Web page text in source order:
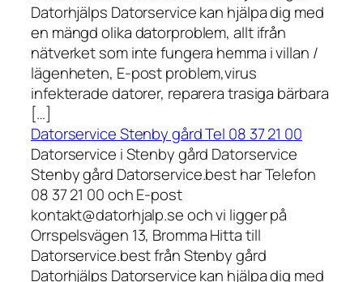
Datorhjälps Datorservice kan hjälpa dig med
en mängd olika datorproblem, allt ifrån
nätverket som inte fungera hemma i villan /
lägenheten, E-post problem,virus
infekterade datorer, reparera trasiga bärbara
[…]
Datorservice Stenby gård Tel 08 37 21 00
Datorservice i Stenby gård Datorservice
Stenby gård Datorservice.best har Telefon
08 37 21 00 och E-post
kontakt@datorhjalp.se och vi ligger på
Orrspelsvägen 13, Bromma Hitta till
Datorservice.best från Stenby gård
Datorhjälps Datorservice kan hjälpa dig med